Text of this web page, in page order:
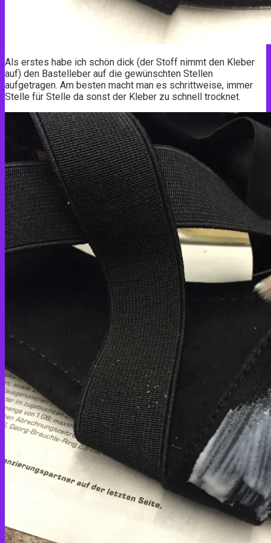
Als erstes habe ich schön dick (der Stoff nimmt den Kleber
auf) den Bastelleber auf die gewünschten Stellen
aufgetragen. Am besten macht man es schrittweise, immer
Stelle für Stelle da sonst der Kleber zu schnell trocknet.